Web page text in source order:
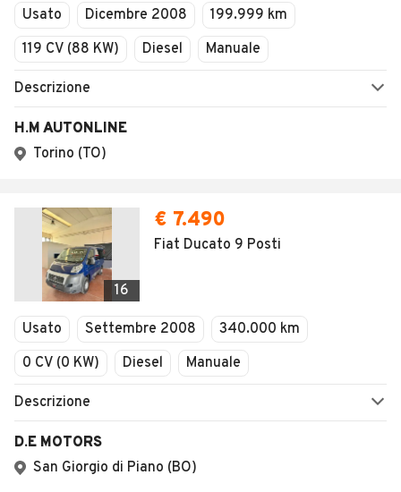
Usato Dicembre 2008
199.999 km
119 CV (88 KW)
Diesel Manuale
Descrizione
H.M AUTONLINE
Torino (TO)
16
€ 7.490
Fiat Ducato 9 Posti
Usato Settembre 2008
340.000 km
0 CV (0 KW)
Diesel Manuale
Descrizione
D.E MOTORS
San Giorgio di Piano (BO)